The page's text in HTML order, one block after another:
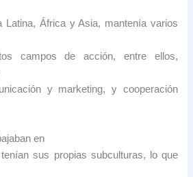
Latina, África y Asia, mantenía varios
campos de acción, entre ellos,
y marketing, y cooperación
en
sus propias subculturas, lo que